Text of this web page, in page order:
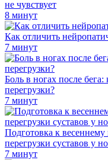
не чувствует
8 минут
Как отличить
7 минут
Боль в ногах после
перегрузки?
7 минут
Подготовка к
перегрузки суставов у
7 минут